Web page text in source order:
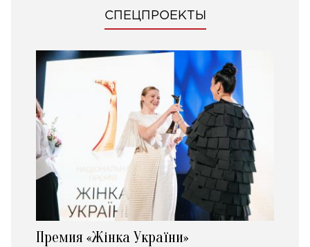
СПЕЦПРОЕКТЫ
Премия «Жінка України»